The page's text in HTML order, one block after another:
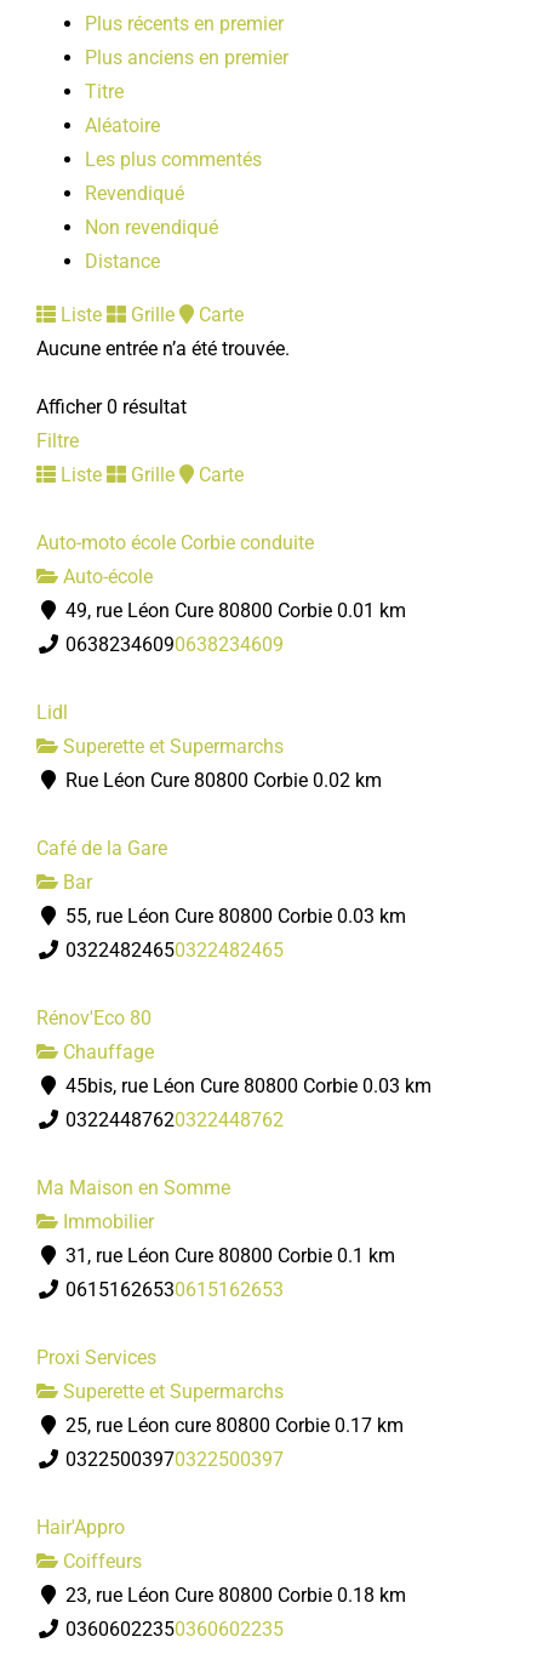
Plus récents en premier
Plus anciens en premier
Titre
Aléatoire
Les plus commentés
Revendiqué
Non revendiqué
Distance
Liste Grille
Carte
Aucune entrée n’a été trouvée.
Afficher 0 résultat
Filtre
Liste
Grille Carte
Auto-moto école Corbie conduite
Auto-école
49, rue Léon Cure 80800 Corbie 0.01 km
06382346090638234609
Lidl
Superette et Supermarchs
Rue Léon Cure 80800 Corbie 0.02 km
Café de la Gare
Bar
55, rue Léon Cure 80800 Corbie 0.03 km
03224824650322482465
Rénov'Eco 80
Chauffage
45bis, rue Léon Cure 80800 Corbie 0.03 km
03224487620322448762
Ma Maison en Somme
Immobilier
31, rue Léon Cure 80800 Corbie 0.1 km
06151626530615162653
Proxi Services
Superette et Supermarchs
25, rue Léon cure 80800 Corbie 0.17 km
03225003970322500397
Hair'Appro
Coiffeurs
23, rue Léon Cure 80800 Corbie 0.18 km
03606022350360602235